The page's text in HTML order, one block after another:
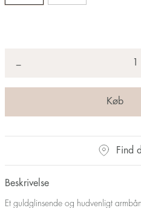
−
Find
Beskrivelse
Et guldglinsende og hudvenligt